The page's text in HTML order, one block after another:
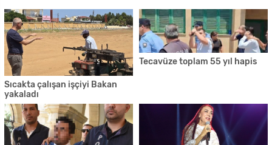
Sıcakta çalışan işçiyi Bakan
yakaladı
Tecavüze toplam 55 yıl hapis